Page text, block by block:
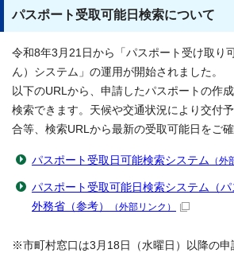
パスポート受取可能日検索について
令和8年3月21日から「パスポート受け取り
ん）システム」の運用が開始されました。
以下のURLから、申請したパスポートの作
検索できます。天候や交通状況により交付
合等、検索URLから最新の受取可能日をご確
パスポート受取日可能検索システム （外
パスポート受取可能日検索システム（
外務省（参考）
（外部リンク）
※市町村窓口は3月18日（水曜日）以降の申